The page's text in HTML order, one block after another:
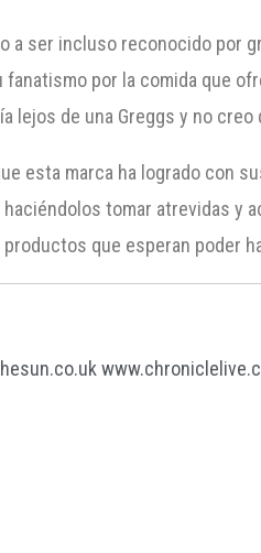
a ser incluso reconocido por
por la comida que
lejos de una Greggs y no
esta marca ha logrado con
tomar atrevidas y
que esperan poder